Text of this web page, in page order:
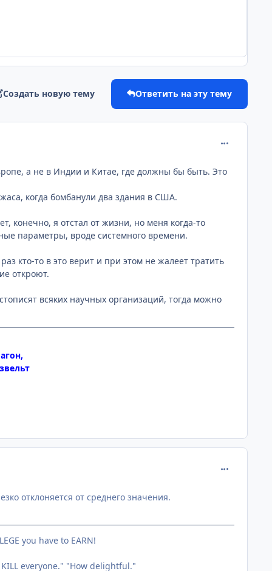
Создать новую тему Ответить на эту тему
а не в Индии и Китае, где должны бы быть. Это
когда бомбанули два здания в США.
конечно, я отстал от жизни, но меня когда-то
параметры, вроде системного времени.
кто-то в это верит и при этом не жалеет тратить
откроют.
всяких научных организаций, тогда можно
отклоняется от среднего значения.
you have to EARN!
everyone." "How delightful."